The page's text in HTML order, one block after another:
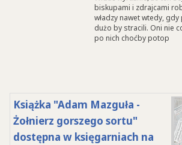
biskupami i zdrajcami
władzy nawet wtedy,
dużo by stracili. Oni nie
po nich choćby potop
Książka "Adam Mazguła -
Żołnierz gorszego sortu"
dostępna w księgarniach na